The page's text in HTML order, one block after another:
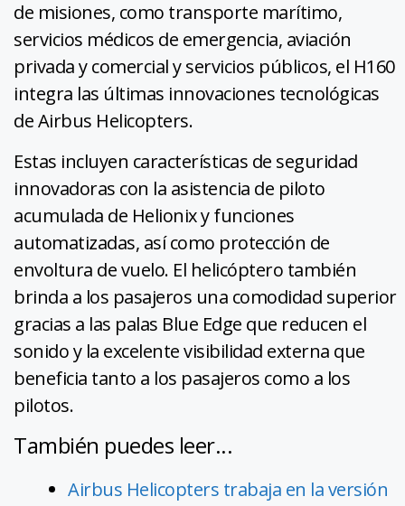
de misiones, como transporte marítimo,
servicios médicos de emergencia, aviación
privada y comercial y servicios públicos, el H160
integra las últimas innovaciones tecnológicas
de Airbus Helicopters.
Estas incluyen características de seguridad
innovadoras con la asistencia de piloto
acumulada de Helionix y funciones
automatizadas, así como protección de
envoltura de vuelo. El helicóptero también
brinda a los pasajeros una comodidad superior
gracias a las palas Blue Edge que reducen el
sonido y la excelente visibilidad externa que
beneficia tanto a los pasajeros como a los
pilotos.
También puedes leer...
Airbus Helicopters trabaja en la versión